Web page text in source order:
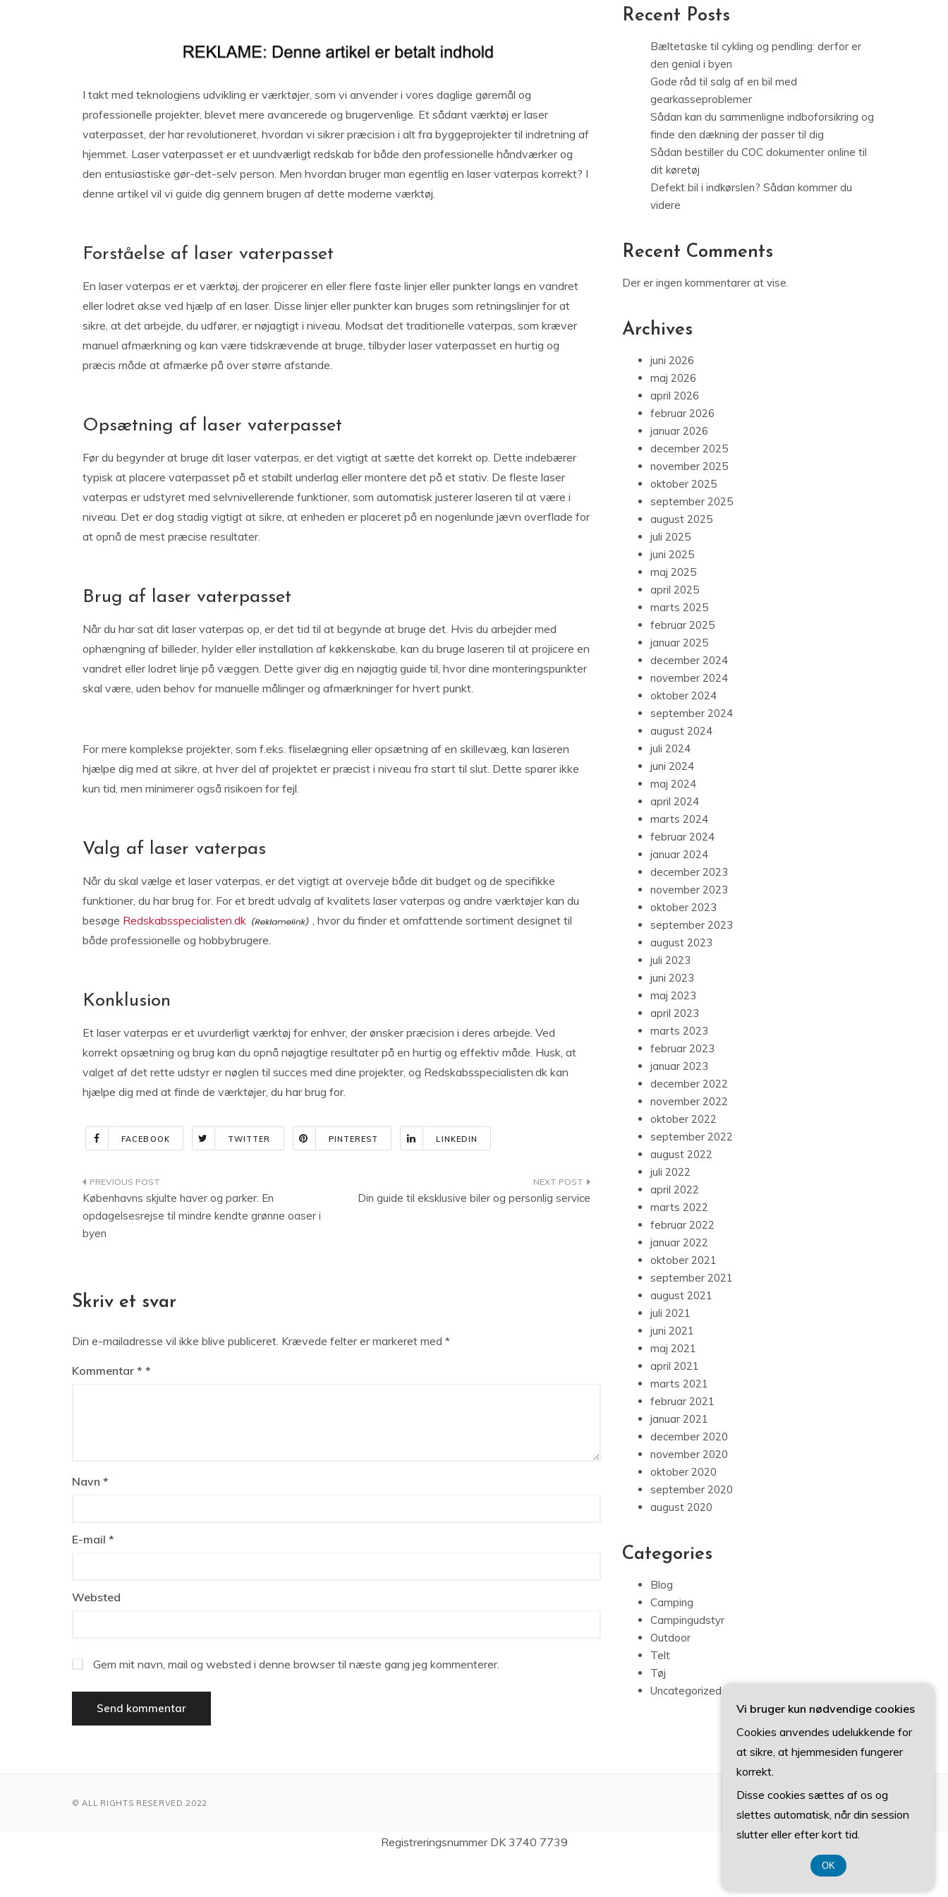
I takt med teknologiens udvikling er værktøjer, som vi anvender i vores daglige gøremål og
professionelle projekter, blevet mere avancerede og brugervenlige. Et sådant værktøj er laser
vaterpasset, der har revolutioneret, hvordan vi sikrer præcision i alt fra byggeprojekter til indretning af
hjemmet. Laser vaterpasset er et uundværligt redskab for både den professionelle håndværker og
den entusiastiske gør-det-selv person. Men hvordan bruger man egentlig en laser vaterpas korrekt? I
denne artikel vil vi guide dig gennem brugen af dette moderne værktøj.
Forståelse af laser vaterpasset
En laser vaterpas er et værktøj, der projicerer en eller flere faste linjer eller punkter langs en vandret
eller lodret akse ved hjælp af en laser. Disse linjer eller punkter kan bruges som retningslinjer for at
sikre, at det arbejde, du udfører, er nøjagtigt i niveau. Modsat det traditionelle vaterpas, som kræver
manuel afmærkning og kan være tidskrævende at bruge, tilbyder laser vaterpasset en hurtig og
præcis måde at afmærke på over større afstande.
Opsætning af laser vaterpasset
Før du begynder at bruge dit laser vaterpas, er det vigtigt at sætte det korrekt op. Dette indebærer
typisk at placere vaterpasset på et stabilt underlag eller montere det på et stativ. De fleste laser
vaterpas er udstyret med selvnivellerende funktioner, som automatisk justerer laseren til at være i
niveau. Det er dog stadig vigtigt at sikre, at enheden er placeret på en nogenlunde jævn overflade for
at opnå de mest præcise resultater.
Brug af laser vaterpasset
Når du har sat dit laser vaterpas op, er det tid til at begynde at bruge det. Hvis du arbejder med
ophængning af billeder, hylder eller installation af køkkenskabe, kan du bruge laseren til at projicere en
vandret eller lodret linje på væggen. Dette giver dig en nøjagtig guide til, hvor dine monteringspunkter
skal være, uden behov for manuelle målinger og afmærkninger for hvert punkt.
For mere komplekse projekter, som f.eks. fliselægning eller opsætning af en skillevæg, kan laseren
hjælpe dig med at sikre, at hver del af projektet er præcist i niveau fra start til slut. Dette sparer ikke
kun tid, men minimerer også risikoen for fejl.
Valg af laser vaterpas
Når du skal vælge et laser vaterpas, er det vigtigt at overveje både dit budget og de specifikke
funktioner, du har brug for. For et bredt udvalg af kvalitets laser vaterpas og andre værktøjer kan du
besøge Redskabsspecialisten.dk
, hvor du finder et omfattende sortiment designet til
både professionelle og hobbybrugere.
Konklusion
Et laser vaterpas er et uvurderligt værktøj for enhver, der ønsker præcision i deres arbejde. Ved
korrekt opsætning og brug kan du opnå nøjagtige resultater på en hurtig og effektiv måde. Husk, at
valget af det rette udstyr er nøglen til succes med dine projekter, og Redskabsspecialisten.dk kan
hjælpe dig med at finde de værktøjer, du har brug for.
FACEBOOK TWITTER PINTEREST LINKEDIN
Indlægsnavigation
Københavns skjulte haver og parker: En
opdagelsesrejse til mindre kendte grønne oaser i
byen
Din guide til eksklusive biler og personlig service
Skriv et svar
Din e-mailadresse vil ikke blive publiceret. Krævede felter er markeret med *
Kommentar *
Navn *
E-mail *
Websted
Gem mit navn, mail og websted i denne browser til næste gang jeg kommenterer.
Recent Posts
Bæltetaske til cykling og pendling: derfor er
den genial i byen
Gode råd til salg af en bil med
gearkasseproblemer
Sådan kan du sammenligne indboforsikring og
finde den dækning der passer til dig
Sådan bestiller du COC dokumenter online til
dit køretøj
Defekt bil i indkørslen? Sådan kommer du
videre
Recent Comments
Der er ingen kommentarer at vise.
Archives
juni 2026
maj 2026
april 2026
februar 2026
januar 2026
december 2025
november 2025
oktober 2025
september 2025
august 2025
juli 2025
juni 2025
maj 2025
april 2025
marts 2025
februar 2025
januar 2025
december 2024
november 2024
oktober 2024
september 2024
august 2024
juli 2024
juni 2024
maj 2024
april 2024
marts 2024
februar 2024
januar 2024
december 2023
november 2023
oktober 2023
september 2023
august 2023
juli 2023
juni 2023
maj 2023
april 2023
marts 2023
februar 2023
januar 2023
december 2022
november 2022
oktober 2022
september 2022
august 2022
juli 2022
april 2022
marts 2022
februar 2022
januar 2022
oktober 2021
september 2021
august 2021
juli 2021
juni 2021
maj 2021
april 2021
marts 2021
februar 2021
januar 2021
december 2020
november 2020
oktober 2020
september 2020
august 2020
Categories
Blog
Camping
Campingudstyr
Outdoor
Telt
Tøj
Uncategorized
© ALL RIGHTS RESERVED 2022
Registreringsnummer DK 3740 7739
Vi bruger kun nødvendige cookies
Cookies anvendes udelukkende for
at sikre, at hjemmesiden fungerer
korrekt.
Disse cookies sættes af os og
slettes automatisk, når din session
slutter eller efter kort tid.
OK